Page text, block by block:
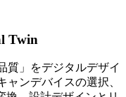
Twin
質」をデジタルデザイ
ャンデバイスの選択、